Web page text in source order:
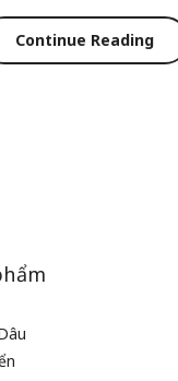
Continue Reading